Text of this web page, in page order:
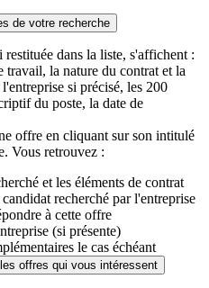
de votre recherche
dans la liste, s'affichent :
la nature du contrat et la
si précisé, les 200
du poste, la date de
offre en cliquant sur son intitulé
Vous retrouvez :
et les éléments de contrat
recherché par l'entreprise
à cette offre
(si présente)
le cas échéant
offres qui vous intéressent